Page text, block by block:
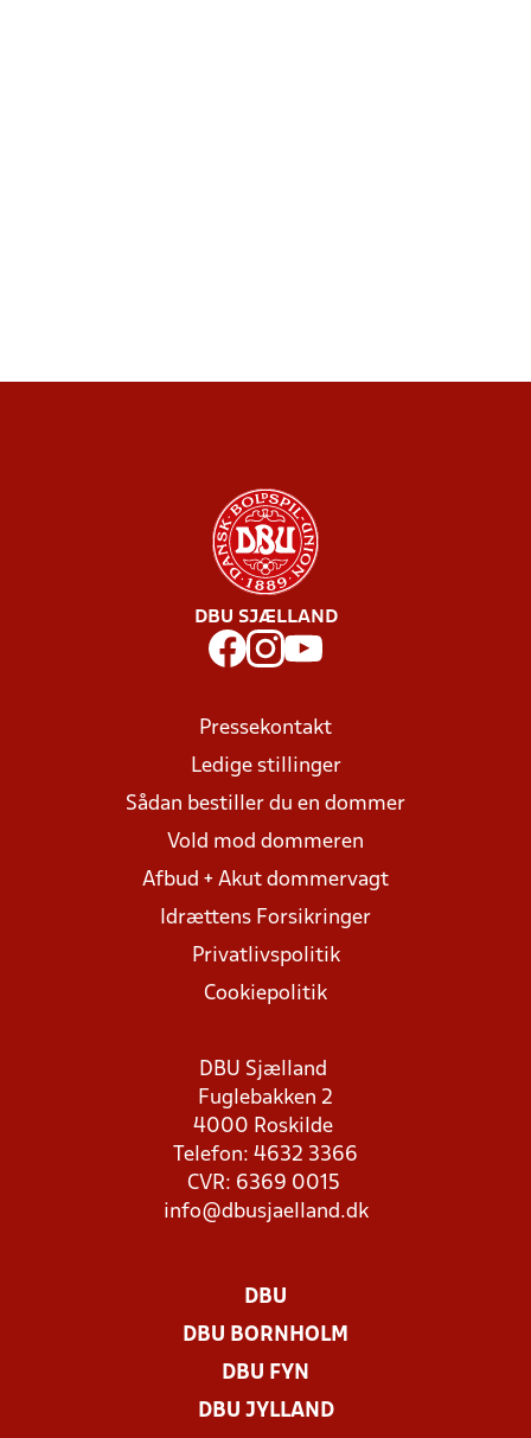
DBU SJÆLLAND
Pressekontakt
Ledige stillinger
Sådan bestiller du en dommer
Vold mod dommeren
Afbud + Akut dommervagt
Idrættens Forsikringer
Privatlivspolitik
Cookiepolitik
DBU Sjælland
Fuglebakken 2
4000 Roskilde
Telefon: 4632 3366
CVR: 6369 0015
info@dbusjaelland.dk
DBU
DBU BORNHOLM
DBU FYN
DBU JYLLAND